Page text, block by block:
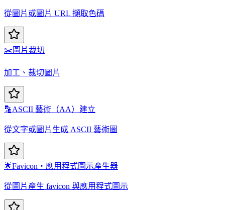
從圖片或圖片 URL 擷取色碼
✂️圖片裁切
加工、裁切圖片
🔡ASCII 藝術（AA）建立
從文字或圖片生成 ASCII 藝術圖
🌟Favicon・應用程式圖示產生器
從圖片產生 favicon 與應用程式圖示